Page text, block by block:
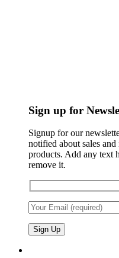
Sign up for
Signup for our
notified about sales and
products. Add any text
remove it.